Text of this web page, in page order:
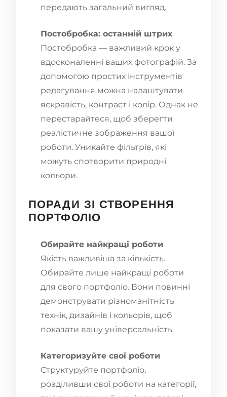
передають загальний вигляд.
Постобробка: останній штрих
Постобробка — важливий крок у
вдосконаленні ваших фотографій. За
допомогою простих інструментів
редагування можна налаштувати
яскравість, контраст і колір. Однак не
перестарайтеся, щоб зберегти
реалістичне зображення вашої
роботи. Уникайте фільтрів, які
можуть спотворити природні
кольори.
ПОРАДИ ЗІ СТВОРЕННЯ
ПОРТФОЛІО
Обирайте найкращі роботи
Якість важливіша за кількість.
Обирайте лише найкращі роботи
для свого портфоліо. Вони повинні
демонструвати різноманітність
технік, дизайнів і кольорів, щоб
показати вашу універсальність.
Категоризуйте свої роботи
Структуруйте портфоліо,
розділивши свої роботи на категорії,